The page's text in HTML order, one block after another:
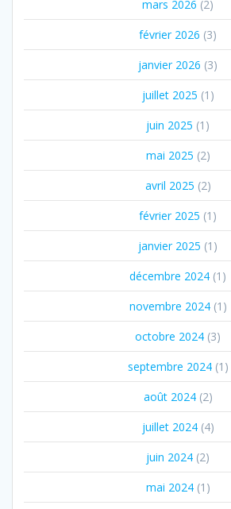
mars 2026 (2)
février 2026 (3)
janvier 2026 (3)
juillet 2025 (1)
juin 2025 (1)
mai 2025 (2)
avril 2025 (2)
février 2025 (1)
janvier 2025 (1)
décembre 2024 (1)
novembre 2024(1)
octobre 2024 (3)
septembre 2024(1)
août 2024(2)
juillet 2024(4)
juin 2024 (2)
mai 2024(1)